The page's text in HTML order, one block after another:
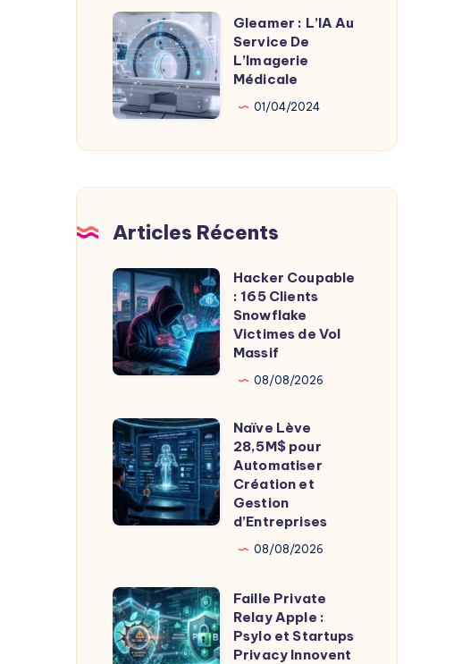
Alternatives
2025
Gleamer
:
L’IA
Au
Service
De
Gleamer : L’IA Au
Service De
L’Imagerie
Médicale
01/04/2024
Articles Récents
Hacker
Coupable
:
165
Clients
Victimes
de
Vol
Massif
Hacker Coupable
: 165 Clients
Snowflake
Victimes de Vol
Massif
08/08/2026
Naïve
Lève
28,5M$
pour
Automatiser
Gestion
d’Entreprises
Naïve Lève
28,5M$ pour
Automatiser
Création et
Gestion
d’Entreprises
08/08/2026
Faille
Private
Relay
Faille Private
Relay Apple :
Psylo et Startups
Privacy Innovent